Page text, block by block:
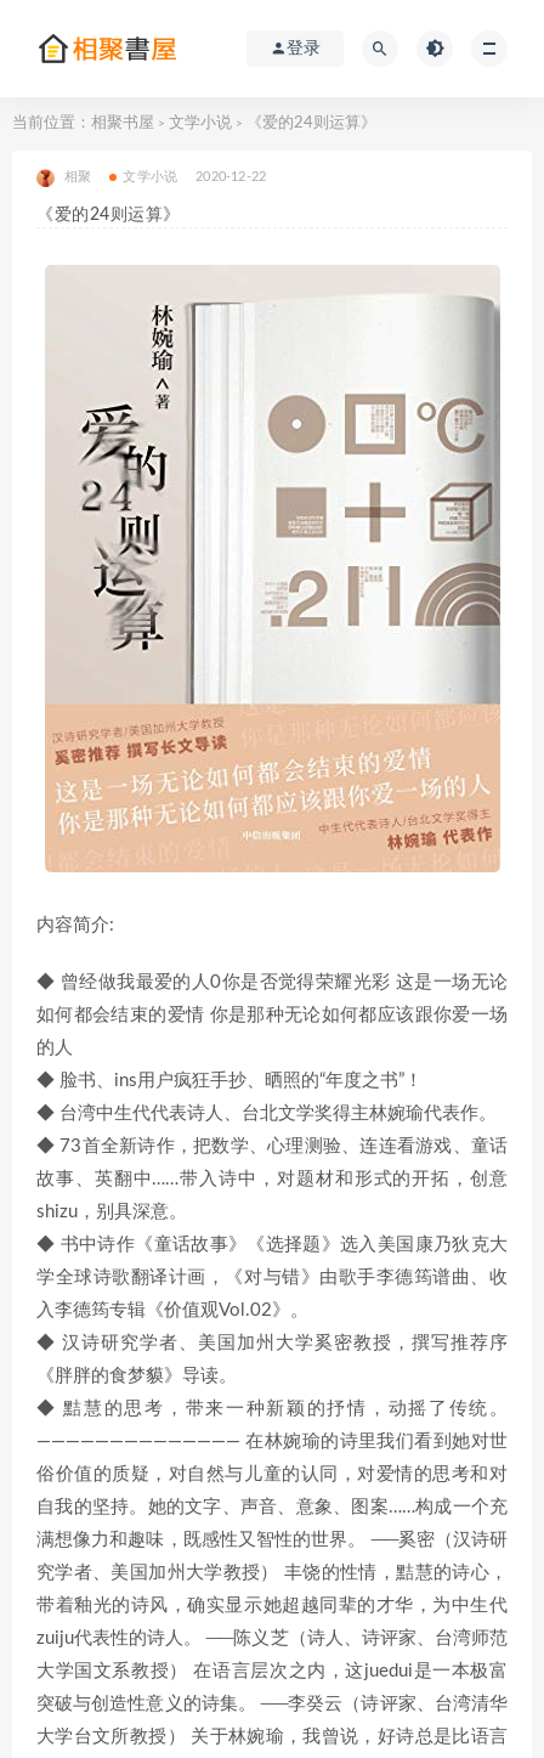
登录
当前位置： 相聚书屋 > 文学小说 > 《爱的24则运算》
相聚 文学小说 2020-12-22
《爱的24则运算》
内容简介:
◆ 曾经做我最爱的人0你是否觉得荣耀光彩 这是一场无论
如何都会结束的爱情 你是那种无论如何都应该跟你爱一场
的人
◆ 脸书、ins用户疯狂手抄、晒照的“年度之书”！
◆ 台湾中生代代表诗人、台北文学奖得主林婉瑜代表作。
◆ 73首全新诗作，把数学、心理测验、连连看游戏、童话
故事、英翻中……带入诗中，对题材和形式的开拓，创意
shizu，别具深意。
◆ 书中诗作《童话故事》《选择题》选入美国康乃狄克大
学全球诗歌翻译计画，《对与错》由歌手李德筠谱曲、收
入李德筠专辑《价值观Vol.02》。
◆ 汉诗研究学者、美国加州大学奚密教授，撰写推荐序
《胖胖的食梦貘》导读。
◆ 黠慧的思考，带来一种新颖的抒情，动摇了传统。
—————————————— 在林婉瑜的诗里我们看到她对世
俗价值的质疑，对自然与儿童的认同，对爱情的思考和对
自我的坚持。她的文字、声音、意象、图案……构成一个充
满想像力和趣味，既感性又智性的世界。 ──奚密（汉诗研
究学者、美国加州大学教授） 丰饶的性情，黠慧的诗心，
带着釉光的诗风，确实显示她超越同辈的才华，为中生代
zuiju代表性的诗人。 ──陈义芝（诗人、诗评家、台湾师范
大学国文系教授） 在语言层次之内，这juedui是一本极富
突破与创造性意义的诗集。 ──李癸云（诗评家、台湾清华
大学台文所教授） 关于林婉瑜，我曾说，好诗总是比语言